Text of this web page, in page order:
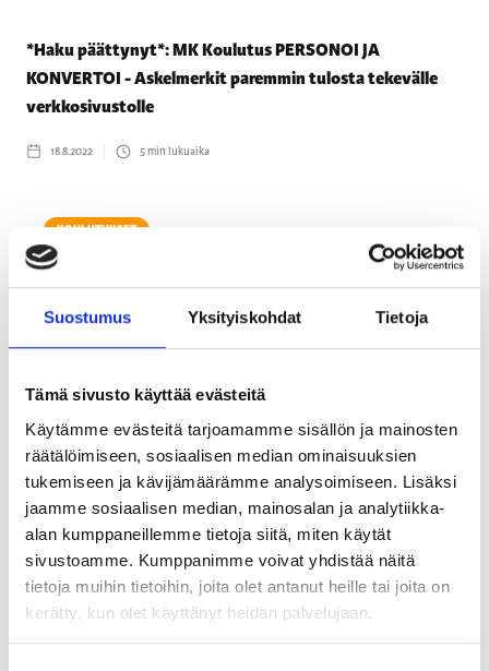
Suostumus Yksityiskohdat Tietoja
Tämä sivusto käyttää evästeitä
Käytämme evästeitä tarjoamamme sisällön ja mainosten
räätälöimiseen, sosiaalisen median ominaisuuksien
tukemiseen ja kävijämäärämme analysoimiseen. Lisäksi
jaamme sosiaalisen median, mainosalan ja analytiikka-
alan kumppaneillemme tietoja siitä, miten käytät
sivustoamme. Kumppanimme voivat yhdistää näitä
tietoja muihin tietoihin, joita olet antanut heille tai joita on
kerätty, kun olet käyttänyt heidän palvelujaan.
*Haku päättynyt*: MK Koulutus PERSONOI JA
KONVERTOI - Askelmerkit paremmin tulosta tekevälle
verkkosivustolle
18.8.2022 5min lukuaika
KOULUTUKSET
*Haku päättynyt!* HAE MUKAAN MK Koulutukseen:
Markkinoinnin muutosloikka - Rohkeutta B2B-
markkinointityön muutokseen
7.8.2022 2min lukuaika